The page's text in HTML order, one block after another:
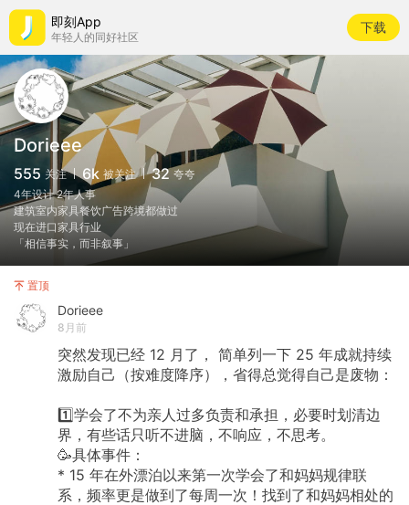
即刻App
年轻人的同好社区
下载
Dorieee
555 关注 6k 被关注 32 夸夸
4年设计 2年人事
建筑室内家具餐饮广告跨境都做过
现在进口家具行业
「相信事实，而非叙事」
置顶
Dorieee
8月前
突然发现已经 12 月了， 简单列一下 25 年成就持续
激励自己（按难度降序），省得总觉得自己是废物：
1️⃣学会了不为亲人过多负责和承担，必要时划清边
界，有些话只听不进脑，不响应，不思考。
🥳具体事件：
* 15 年在外漂泊以来第一次学会了和妈妈规律联
系，频率更是做到了每周一次！找到了和妈妈相处的